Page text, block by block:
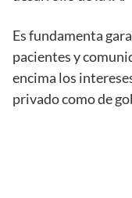
Es fundamenta
pacientes y
encima los
privado como de